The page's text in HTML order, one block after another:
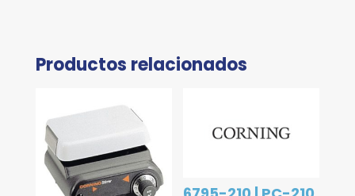
Productos relacionados